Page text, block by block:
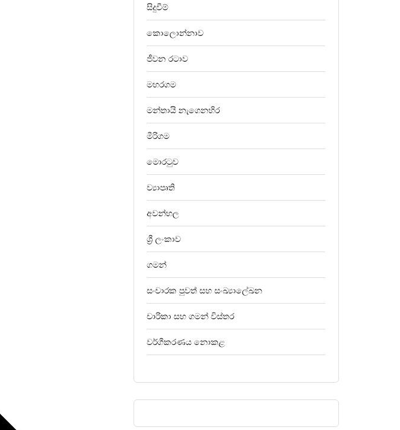
සිදුවීම්
කොලොන්නාව
ජීවන රටාව
මහරගම
මන්තායි නැගෙනහිර
මීරිගම
මොරටුව
ව්‍යාපෘති
අවන්හල
ශ්‍රී ලංකාව
ගමන්
සංචාරක පුවත් සහ සංඛ්‍යාලේඛන
චාරිකා සහ ගමන් විස්තර
වර්ගීකරණය නොකළ